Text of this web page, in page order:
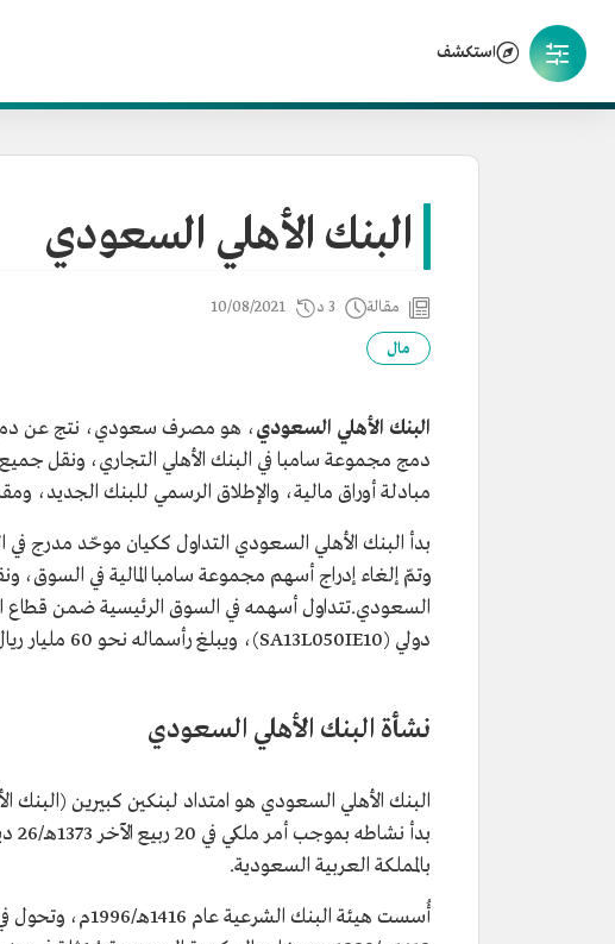
استكشف
البنك الأهلي السعودي
مقالة 3 د 10/08/2021
مال
البنك الأهلي السعودي
دمج مجموعة سامبا في البنك الأهلي التجاري، ونقل
مبادلة أوراق مالية، والإطلاق الرسمي للبنك الجديد،
وتمّ إلغاء إدراج أسهم مجموعة سامبا المالية في السوق،
دولي (SA13L050IE10)، ويبلغ رأسماله نحو 60 مليار ريال.
نشأة البنك الأهلي السعودي
البنك الأهلي السعودي هو امتداد لبنكين كبيرين (البنك
بالمملكة العربية السعودية.